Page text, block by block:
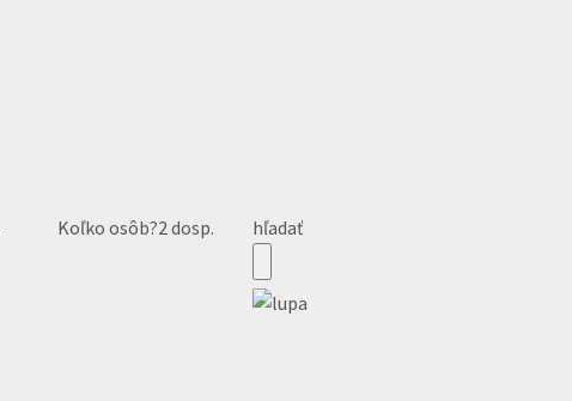
Koľko osôb?2 dosp. hľadať